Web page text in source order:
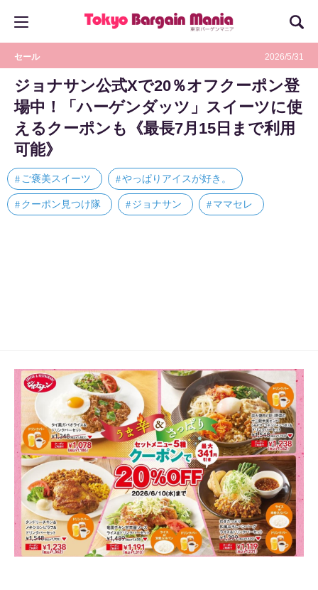
セール 2026/5/31
ジョナサン公式Xで20％オフクーポン登
場中！「ハーゲンダッツ」スイーツに使
えるクーポンも《最長7月15日まで利用
可能》
ご褒美スイーツ やっぱりアイスが好き。
クーポン見つけ隊 ジョナサン ママセレ